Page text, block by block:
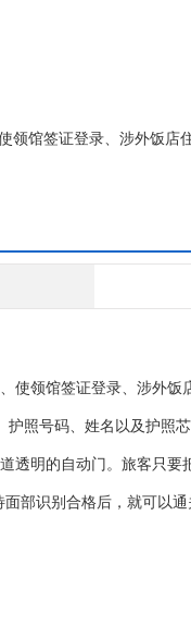
馆签证登录、涉外饭店
领馆签证登录、涉外饭
照号码、姓名以及护照
明的自动门。旅客只要
部识别合格后，就可以通